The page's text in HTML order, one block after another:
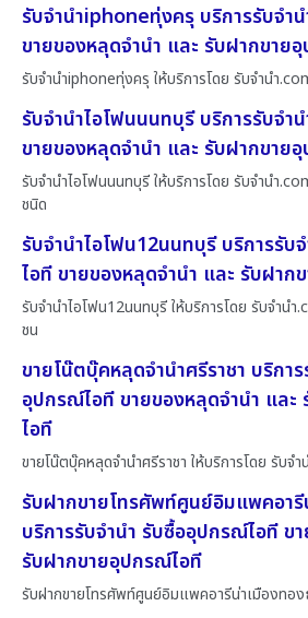
รับจำนำiphoneทุ่งครุ บริการรับจำ
ขายของหลุดจำนำ และ รับฝากขาย
รับจำนำiphoneทุ่งครุ ให้บริการโดย รับจํานํา
รับจำนำไอโฟนนนทบุรี บริการรับจ
ขายของหลุดจำนำ และ รับฝากขาย
รับจำนำไอโฟนนนทบุรี ให้บริการโดย รับจํานํา
ชนิด
รับจำนำไอโฟน12นนทบุรี บริการรั
ไอที ขายของหลุดจำนำ และ รับฝา
รับจำนำไอโฟน12นนทบุรี ให้บริการโดย รับจํานํ
ชน
ขายโน๊ตบุ๊คหลุดจำนำศรีราชา บริกา
อุปกรณ์ไอที ขายของหลุดจำนำ แล
ไอที
ขายโน๊ตบุ๊คหลุดจำนำศรีราชา ให้บริการโดย รับจํ
รับฝากขายโทรศัพท์ศูนย์อิมแพคอารี
บริการรับจำนำ รับซื้ออุปกรณ์ไอที ข
รับฝากขายอุปกรณ์ไอที
รับฝากขายโทรศัพท์ศูนย์อิมแพคอารีน่าเมืองทอง